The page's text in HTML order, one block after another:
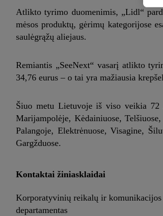
Atlikto tyrimo duomenimis, „Lidl“
mėsos produktų, gėrimų kategorijose
saulėgrąžų aliejaus.
Remiantis „SeeNext“ vasarį atlikto
34,76 eurus – o tai yra mažiausia
Šiuo metu Lietuvoje iš viso veikia 72
Marijampolėje, Kėdainiuose,
Palangoje, Elektrėnuose, Visagine,
Gargžduose.
Kontaktai žiniasklaidai
Korporatyvinių reikalų ir komunikacijos
departamentas